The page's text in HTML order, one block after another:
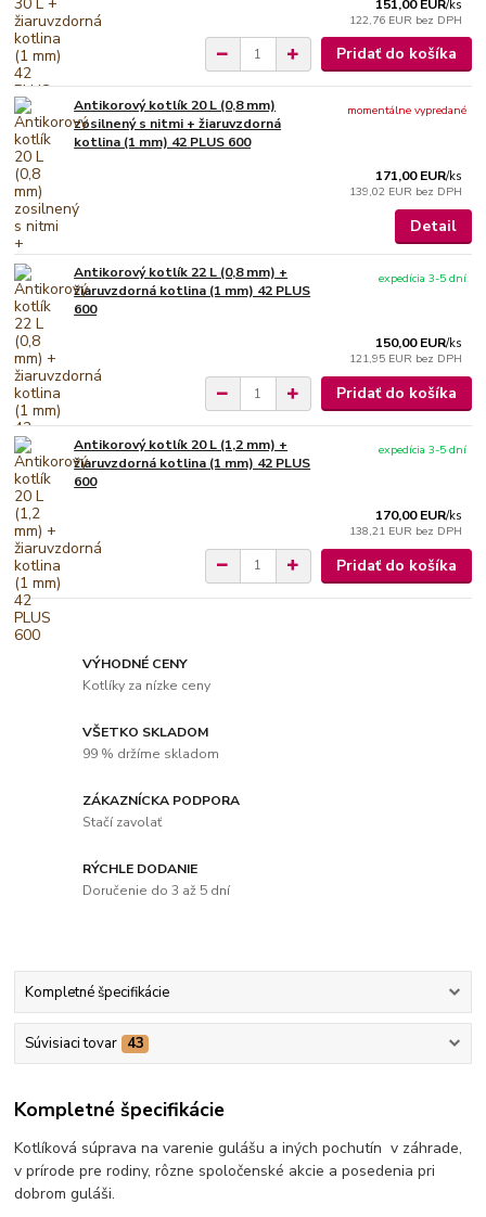
151,00 EUR/ks
122,76 EUR bez DPH
Pridať do košíka
Antikorový kotlík 20 L (0,8 mm)
zosilnený s nitmi + žiaruvzdorná
kotlina (1 mm) 42 PLUS 600
171,00 EUR/ks
139,02 EUR bez DPH
momentálne vypredané
Detail
Antikorový kotlík 22 L (0,8 mm) +
žiaruvzdorná kotlina (1 mm) 42 PLUS
600
150,00 EUR/ks
121,95 EUR bez DPH
expedícia 3-5 dní
Pridať do košíka
Antikorový kotlík 20 L (1,2 mm) +
žiaruvzdorná kotlina (1 mm) 42 PLUS
600
170,00 EUR/ks
138,21 EUR bez DPH
expedícia 3-5 dní
Pridať do košíka
VÝHODNÉ CENY
Kotlíky za nízke ceny
VŠETKO SKLADOM
99 % držíme skladom
ZÁKAZNÍCKA PODPORA
Stačí zavolať
RÝCHLE DODANIE
Doručenie do 3 až 5 dní
Kompletné špecifikácie
Súvisiaci tovar 43
Kompletné špecifikácie
Kotlíková súprava na varenie gulášu a iných pochutín v záhrade,
v prírode pre rodiny, rôzne spoločenské akcie a posedenia pri
dobrom guláši.